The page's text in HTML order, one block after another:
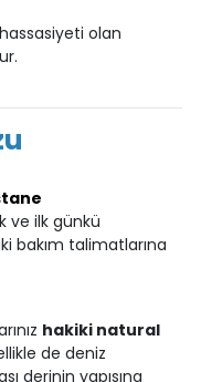
olan
ve ilk günkü
bakım talimatlarına
hakiki natural
de deniz
derinin yapısına